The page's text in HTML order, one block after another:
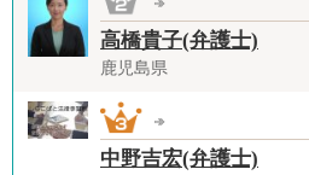
高橋貴子(弁護士)
鹿児島県
中野吉宏(弁護士)